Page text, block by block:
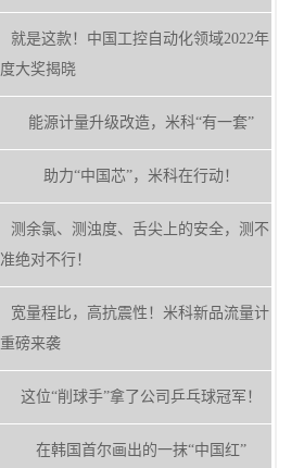
就是这款！中国工控自动化领域2022年
度大奖揭晓
能源计量升级改造，米科“有一套”
助力“中国芯”，米科在行动！
测余氯、测浊度、舌尖上的安全，测不
准绝对不行！
宽量程比，高抗震性！米科新品流量计
重磅来袭
这位“削球手”拿了公司乒乓球冠军！
在韩国首尔画出的一抹“中国红”